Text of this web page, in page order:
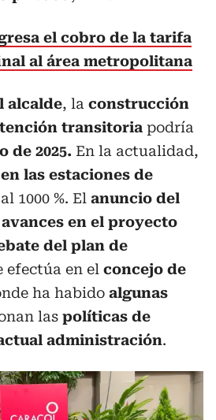
el cobro de la tarifa
al área metropolitana
alcalde, la construcción
transitoria podría
de 2025. En la actualidad,
las estaciones de
1000 %. El anuncio del
avances en el proyecto
del plan de
efectúa en el concejo de
ha habido algunas
las políticas de
administración.